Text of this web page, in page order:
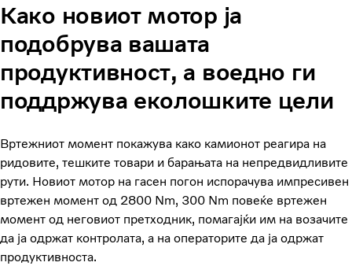
Како новиот мотор ја
подобрува вашата
продуктивност, а воедно ги
поддржува еколошките цели
Вртежниот момент покажува како камионот реагира на
ридовите, тешките товари и барањата на непредвидливите
рути. Новиот мотор на гасен погон испорачува импресивен
вртежен момент од 2800 Nm, 300 Nm повеќе вртежен
момент од неговиот претходник, помагајќи им на возачите
да ја одржат контролата, а на операторите да ја одржат
продуктивноста.